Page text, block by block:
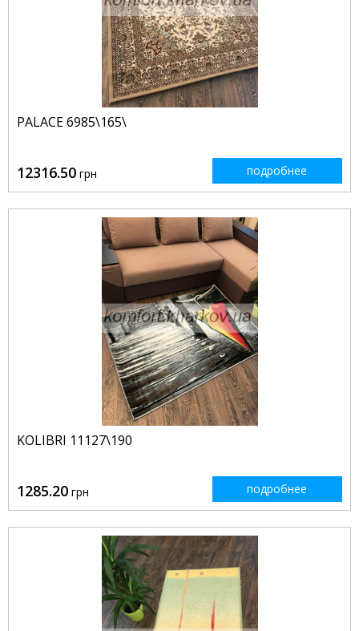
PALACE 6985\165\
12316.50 грн подробнее
KOLIBRI 11127\190
1285.20 грн подробнее